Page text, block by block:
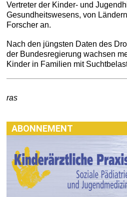
Vertreter der Kinder- und
Gesundheitswesens, von
Forscher an.
Nach den jüngsten Daten des
der Bundesregierung wachsen
Kinder in Familien mit
ras
ABONNEMENT